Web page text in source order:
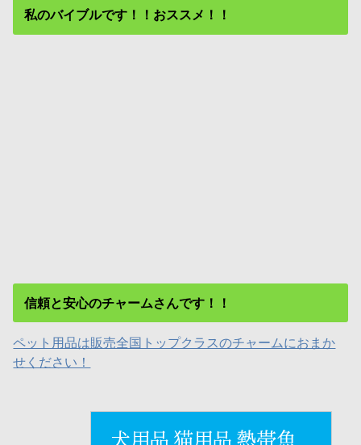
私のバイブルです！！おススメ！！
信頼と安心のチャームさんです！！
ペット用品は販売全国トップクラスのチャームにおまか
せください！